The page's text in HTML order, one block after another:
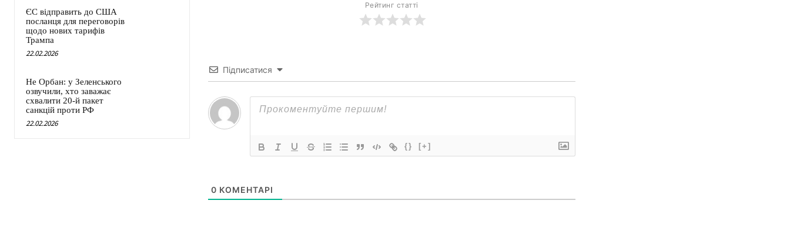
ЄС відправить до США
посланця для переговорів
щодо нових тарифів
Трампа
22.02.2026
Не Орбан: у Зеленського
озвучили, хто заважає
схвалити 20-й пакет
санкцій проти РФ
22.02.2026
Рейтинг статті
Підписатися
{} [+]
0 КОМЕНТАРІ